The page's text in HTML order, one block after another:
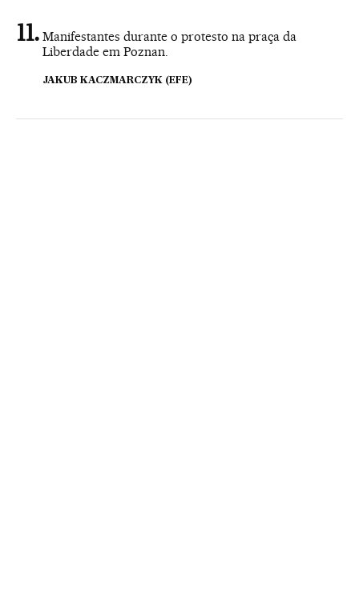
Manifestantes durante o protesto na praça da
Liberdade em Poznan.
JAKUB KACZMARCZYK (EFE)